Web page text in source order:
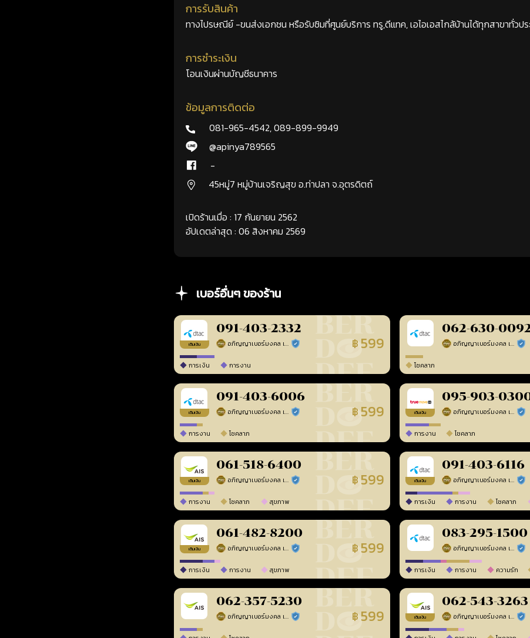
การรับสินค้า
ทางไปรษณีย์ -ขนส่งเอกชน หรือรับซิมที่ศูนย์บริการ ทรู,ดีแทค, เอไอเอสไกล้บ้านได้ทุกสาขาทั่วปร
การชำระเงิน
โอนเงินผ่านบัญชีธนาคาร
ข้อมูลการติดต่อ
081-965-4542,089-899-9949
@apinya789565
-
45หมู่7 หมู่บ้านเจริญสุข อ.ท่าปลา จ.อุตรดิตถ์
เปิดร้านเมื่อ : 17 กันยายน 2562
อัปเดตล่าสุด : 06 สิงหาคม 2569
เบอร์อื่นๆ ของร้าน
เติมเงิน
091-403-2332
อภิญญาเบอร์มงคล เบอร์สวยเลขศาสตร์ ร้านยืนยันแล้ว ฿ 599
การเงิน การงาน
062-630-
อภิญญาเบอร์มงคล เบอร์สวยเลขศาสตร์ ร้าน
โชคลาภ
เติมเงิน
091-403-6006
อภิญญาเบอร์มงคล เบอร์สวยเลขศาสตร์ ร้านยืนยันแล้ว ฿ 599
การงาน โชคลาภ
เติมเงิน
095-903-
อภิญญาเบอร์มงคล เบอร์สวยเลขศาสตร์ ร้าน
การงาน โชคลาภ
เติมเงิน
061-518-6400
อภิญญาเบอร์มงคล เบอร์สวยเลขศาสตร์ ร้านยืนยันแล้ว ฿ 599
การงาน โชคลาภ สุขภาพ
เติมเงิน
091-403-6116
อภิญญาเบอร์มงคล เบอร์สวยเลขศาสตร์ ร้าน
การเงิน การงาน โชคลาภ
เติมเงิน
061-482-8200
อภิญญาเบอร์มงคล เบอร์สวยเลขศาสตร์ ร้านยืนยันแล้ว ฿ 599
การเงิน การงาน สุขภาพ
083-295-1500
อภิญญาเบอร์มงคล เบอร์สวยเลขศาสตร์ ร้าน
การเงิน การงาน ความรัก
062-357-5230
อภิญญาเบอร์มงคล เบอร์สวยเลขศาสตร์ ร้านยืนยันแล้ว ฿ 599 เติมเงิน
062-543-3263
อภิญญาเบอร์มงคล เบอร์สวยเลขศาสตร์ ร้าน